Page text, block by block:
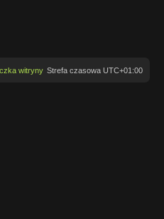
Strefa czasowa UTC+01:00
witryny